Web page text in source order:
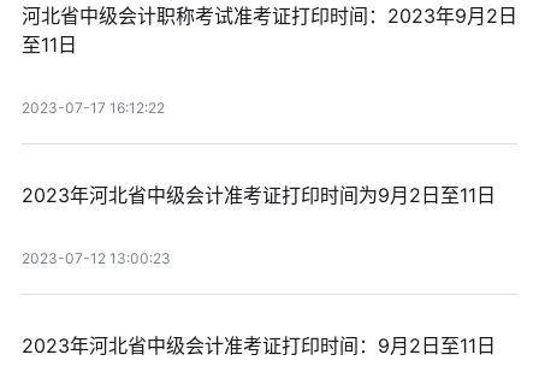
河北省中级会计职称考试准考证打印时间：2023年9月2日
至11日
2023-07-17 16:12:22
2023年河北省中级会计准考证打印时间为9月2日至11日
2023-07-12 13:00:23
2023年河北省中级会计准考证打印时间：9月2日至11日